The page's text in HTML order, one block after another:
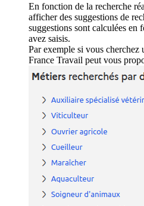
En fonction de la recherche
afficher des suggestions de
suggestions sont calculées en
avez saisis.
Par exemple si vous
France Travail peut vous